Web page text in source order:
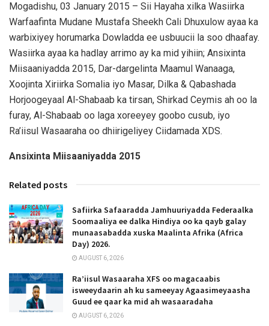
Mogadishu, 03 January 2015 – Sii Hayaha xilka Wasiirka
Warfaafinta Mudane Mustafa Sheekh Cali Dhuxulow ayaa ka
warbixiyey horumarka Dowladda ee usbuucii la soo dhaafay.
Wasiirka ayaa ka hadlay arrimo ay ka mid yihiin; Ansixinta
Miisaaniyadda 2015, Dar-dargelinta Maamul Wanaaga,
Xoojinta Xiriirka Somalia iyo Masar, Dilka & Qabashada
Horjoogeyaal Al-Shabaab ka tirsan, Shirkad Ceymis ah oo la
furay, Al-Shabaab oo laga xoreeyey goobo cusub, iyo
Ra’iisul Wasaaraha oo dhiirigeliyey Ciidamada XDS.
Ansixinta Miisaaniyadda 2015
Related posts
Safiirka Safaaradda Jamhuuriyadda Federaalka
Soomaaliya ee dalka Hindiya oo ka qayb galay
munaasabadda xuska Maalinta Afrika (Africa
Day) 2026.
AUGUST 6, 2026
Ra’iisul Wasaaraha XFS oo magacaabis
isweeydaarin ah ku sameeyay Agaasimeyaasha
Guud ee qaar ka mid ah wasaaradaha
AUGUST 6, 2026